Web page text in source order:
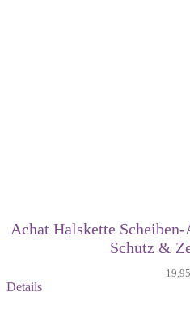
Achat Halskette
Schutz &
19,95
Details